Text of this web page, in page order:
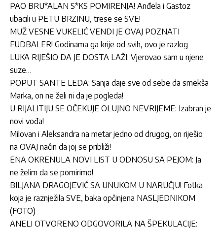
PAO BRU*ALAN S*KS POMIRENJA! Anđela i Gastoz
ubacili u PETU BRZINU, trese se SVE!
MUŽ VESNE VUKELIĆ VENDI JE OVAJ POZNATI
FUDBALER! Godinama ga krije od svih, ovo je razlog
LUKA RIJEŠIO DA JE DOSTA LAŽI: Vjerovao sam u njene
suze…
POPUT SANTE LEDA: Sanja daje sve od sebe da smekša
Marka, on ne želi ni da je pogleda!
U RIJALITIJU SE OČEKUJE OLUJNO NEVRIJEME: Izabran je
novi vođa!
Milovan i Aleksandra na metar jedno od drugog, on riješio
na OVAJ način da joj se približi!
ENA OKRENULA NOVI LIST U ODNOSU SA PEJOM: Ja
ne želim da se pomirimo!
BILJANA DRAGOJEVIĆ SA UNUKOM U NARUČJU! Fotka
koja je raznježila SVE, baka opčinjena NASLJEDNIKOM
(FOTO)
ANELI OTVORENO ODGOVORILA NA ŠPEKULACIJE: